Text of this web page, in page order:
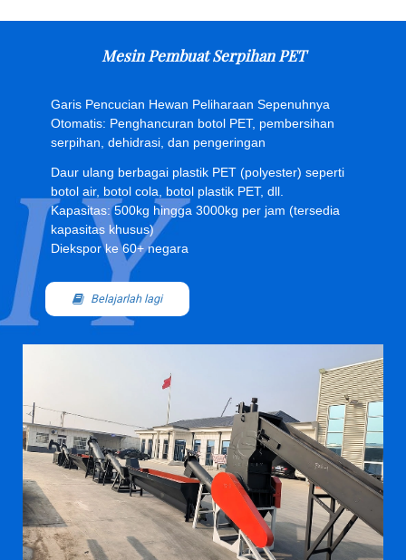
Mesin Pembuat Serpihan PET
Garis Pencucian Hewan Peliharaan Sepenuhnya
Otomatis: Penghancuran botol PET, pembersihan
serpihan, dehidrasi, dan pengeringan
Daur ulang berbagai plastik PET (polyester) seperti
botol air, botol cola, botol plastik PET, dll.
Kapasitas: 500kg hingga 3000kg per jam (tersedia
kapasitas khusus)
Diekspor ke 60+ negara
Belajarlah lagi